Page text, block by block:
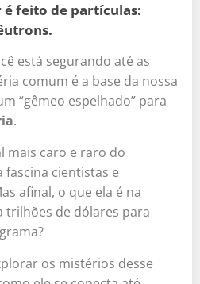
é feito de partículas:
está segurando até as
comum é a base da nossa
“gêmeo espelhado” para
.
mais caro e raro do
cientistas e
afinal, o que ela é na
trilhões de dólares para
os mistérios desse